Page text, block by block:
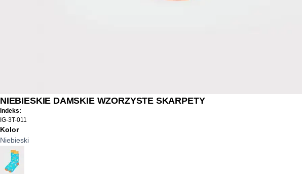
NIEBIESKIE DAMSKIE WZORZYSTE SKARPETY
Indeks:
IG-3T-011
Kolor
Niebieski